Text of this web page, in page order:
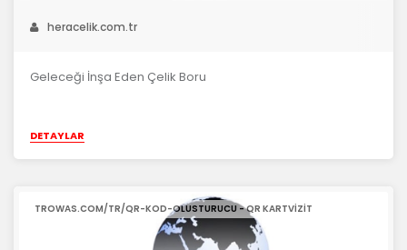
heracelik.com.tr
Geleceği İnşa Eden Çelik Boru
DETAYLAR
TROWAS.COM/TR/QR-KOD-OLUSTURUCU - QR KARTVIZIT